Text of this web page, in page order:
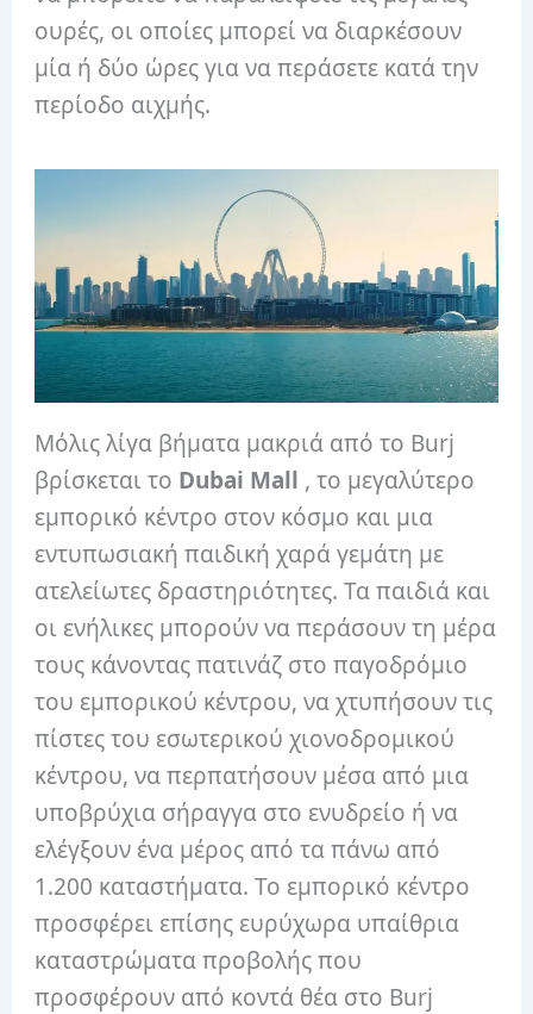
ουρές, οι οποίες μπορεί να διαρκέσουν
μία ή δύο ώρες για να περάσετε κατά την
περίοδο αιχμής.
Μόλις λίγα βήματα μακριά από το Burj
βρίσκεται το Dubai Mall , το μεγαλύτερο
εμπορικό κέντρο στον κόσμο και μια
εντυπωσιακή παιδική χαρά γεμάτη με
ατελείωτες δραστηριότητες. Τα παιδιά και
οι ενήλικες μπορούν να περάσουν τη μέρα
τους κάνοντας πατινάζ στο παγοδρόμιο
του εμπορικού κέντρου, να χτυπήσουν τις
πίστες του εσωτερικού χιονοδρομικού
κέντρου, να περπατήσουν μέσα από μια
υποβρύχια σήραγγα στο ενυδρείο ή να
ελέγξουν ένα μέρος από τα πάνω από
1.200 καταστήματα. Το εμπορικό κέντρο
προσφέρει επίσης ευρύχωρα υπαίθρια
καταστρώματα προβολής που
προσφέρουν από κοντά θέα στο Burj